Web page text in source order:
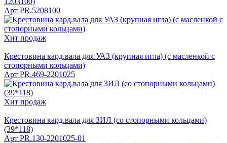
Арт PR.5208100
Хит продаж
Крестовина кард.вала для УАЗ (крупная игла) (с масленкой с
стопорными кольцами)
Арт PR.469-2201025
Хит продаж
Крестовина кард.вала для ЗИЛ (со стопорными кольцами)
(39*118)
Арт PR.130-2201025-01